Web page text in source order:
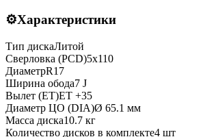
⚙️Характеристики
Тип дискаЛитой
Сверловка (PCD)5x110
ДиаметрR17
Ширина обода7 J
Вылет (ET)ET +35
Диаметр ЦО (DIA)Ø 65.1 мм
Масса диска10.7 кг
Количество дисков в комплекте4 шт